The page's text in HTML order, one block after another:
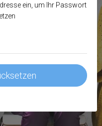
ein, um Ihr Passwort